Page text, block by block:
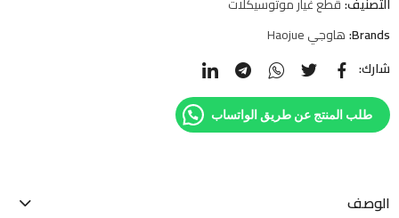
Brands: هاوجي Haojue
شارك:
طلب المنتج عن طريق الواتساب
الوصف